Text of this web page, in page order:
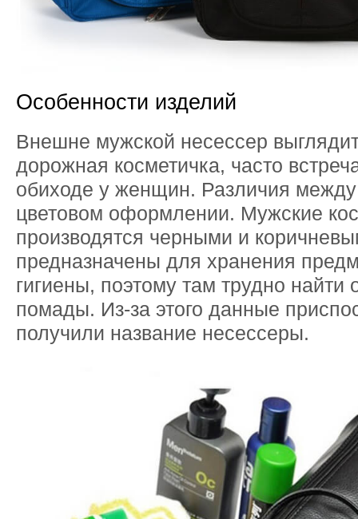
Особенности изделий
Внешне мужской несессер
дорожная косметичка, часто
обиходе у женщин. Различия между
цветовом оформлении. Мужские
производятся черными и
предназначены для хранения
гигиены, поэтому там трудно найти
помады. Из-за этого данные
получили название несессеры.